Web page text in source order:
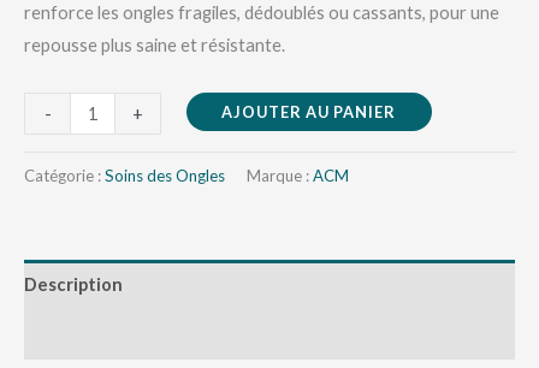
renforce les ongles fragiles, dédoublés ou cassants, pour une
repousse plus saine et résistante.
- + AJOUTER AU PANIER
Catégorie :Soins des Ongles Marque :ACM
Description